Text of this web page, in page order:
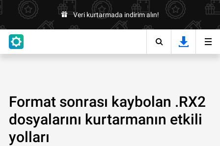
Veri kurtarmada indirim alın!
Format sonrası kaybolan .RX2
dosyalarını kurtarmanın etkili
yolları